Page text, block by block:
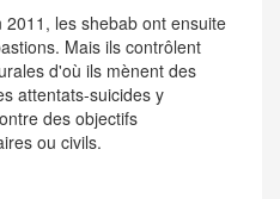
les shebab ont ensuite
Mais ils contrôlent
d'où ils mènent des
attentats-suicides y
des objectifs
ou civils.